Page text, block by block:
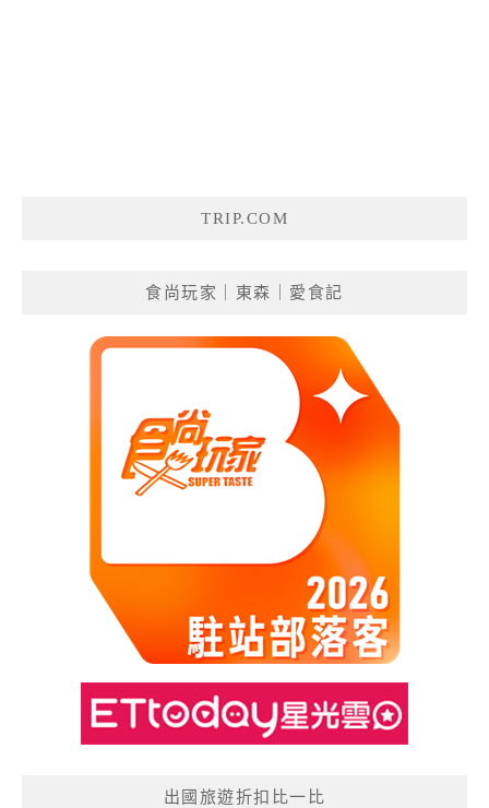
TRIP.COM
食尚玩家｜東森｜愛食記
出國旅遊折扣比一比